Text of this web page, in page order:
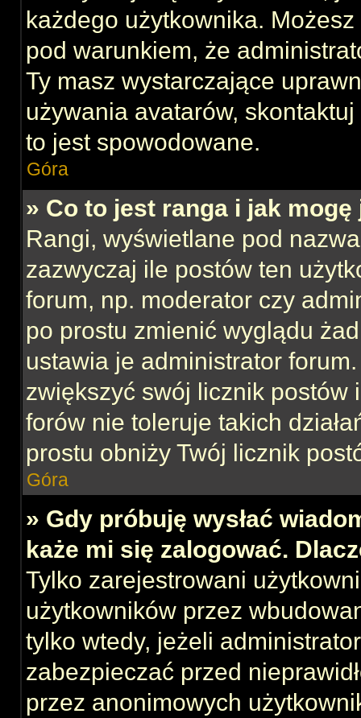
każdego użytkownika.
pod warunkiem, że
Ty masz wystarczające
używania avatarów,
to jest spowodowane.
Góra
» Co to jest ranga i jak mogę
Rangi, wyświetlane pod
zazwyczaj ile postów ten
forum, np. moderator czy
po prostu zmienić wyglądu
ustawia je administrator
zwiększyć swój licznik postów
forów nie toleruje takich
prostu obniży Twój licznik
Góra
» Gdy próbuję wysłać
każe mi się zalogować.
Tylko zarejestrowani
użytkowników przez
tylko wtedy, jeżeli
zabezpieczać przed
przez anonimowych